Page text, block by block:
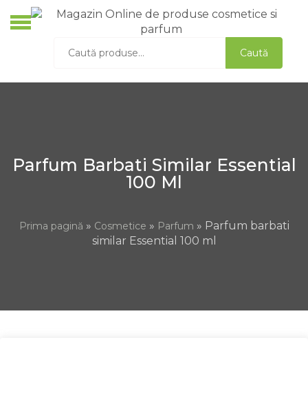
to
după:
Caută
Parfum Barbati Similar Essential
100 Ml
Prima pagină » Cosmetice » Parfum » Parfum barbati
similar Essential 100 ml